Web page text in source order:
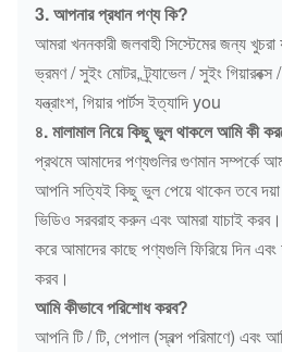
3. আপনার প্রধান পণ্য কি?
আমরা খননকারী জলবাহী সিস্টেমের জন্য খুচরা
ভ্রমণ / সুইং মোটর, ট্র্যাভেল / সুইং গিয়ারবক্স
যন্ত্রাংশ, গিয়ার পার্টস ইত্যাদি you
৪. মালামাল নিয়ে কিছু ভুল থাকলে আমি কী
প্রথমে আমাদের পণ্যগুলির গুণমান সম্পর্কে
আপনি সত্যিই কিছু ভুল পেয়ে থাকেন তবে
ভিডিও সরবরাহ করুন এবং আমরা যাচাই
করে আমাদের কাছে পণ্যগুলি ফিরিয়ে দিন
করব।
আমি কীভাবে পরিশোধ করব?
আপনি টি / টি, পেপাল (স্বল্প পরিমাণে) এবং